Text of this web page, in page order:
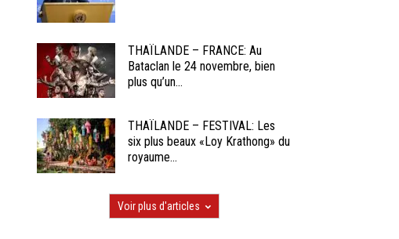
THAÏLANDE – FRANCE: Au
Bataclan le 24 novembre, bien
plus qu’un...
THAÏLANDE – FESTIVAL: Les
six plus beaux «Loy Krathong» du
royaume...
Voir plus d'articles